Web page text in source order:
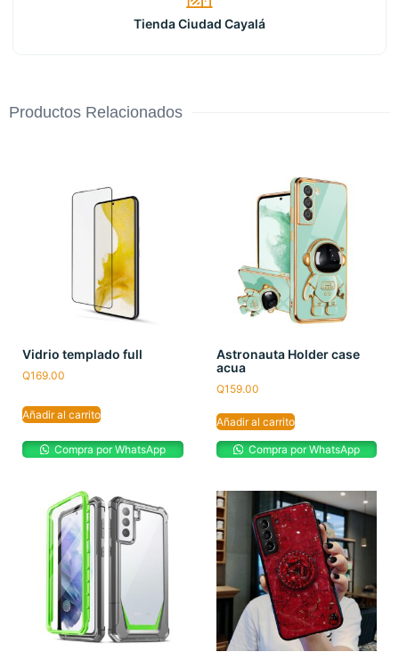
Tienda Ciudad Cayalá
Productos Relacionados
Vidrio templado full
Q169.00
Añadir al carrito
Compra por WhatsApp
Astronauta Holder case
acua
Q159.00
Añadir al carrito
Compra por WhatsApp